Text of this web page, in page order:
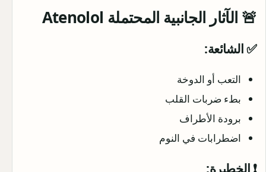
🚨 الآثار الجانبية المحتملة Atenolol
✅ الشائعة:
التعب أو الدوخة
بطء ضربات القلب
برودة الأطراف
اضطرابات في النوم